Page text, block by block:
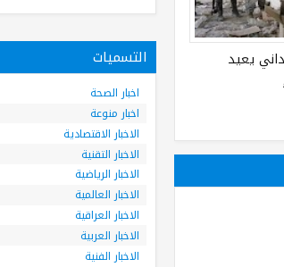
أمير قطر ينيب أخيه عبدالله
بتولي مهامه خلال فترات غيابه
29
Apr
2014
الأردن يعتقل
اضطرابات بلدة
29
Apr
التسميات
اخبار الصحة
اخبار منوعة
الاخبار الاقتصادية
الاخبار التقنية
الاخبار الرياضية
الاخبار العالمية
الاخبار العراقية
الاخبار العربية
الاخبار الفنية